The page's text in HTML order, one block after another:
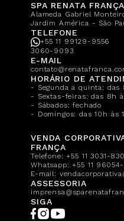
SPA RENATA FRANÇA
Alameda Gabriel
Jardim América - São
TELEFONE
+55 11 99129-9556
3060-9093
E-MAIL
HORÁRIO DE
- Segunda a quinta: das
- Sextas-feiras: das 8h
- Sábados: fechado
- Domingos: das 10h às
VENDA
FRANÇA
Telefone:+55 11 3031-
Whatsapp:+55 11
E-mail:
ASSESSORIA
SIGA